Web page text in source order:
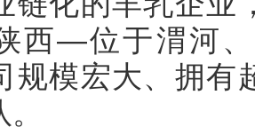
西—位于渭河
规模宏大、拥有